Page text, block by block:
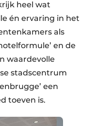
heel wat
én ervaring in het
als
en de
waardevolle
stadscentrum
een
toeven is.